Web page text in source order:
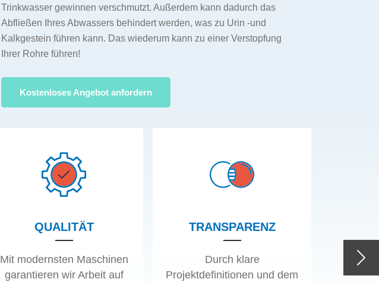
Trinkwasser gewinnen verschmutzt. Außerdem kann dadurch das
Abfließen Ihres Abwassers behindert werden, was zu Urin -und
Kalkgestein führen kann. Das wiederum kann zu einer Verstopfung
Ihrer Rohre führen!
Kostenloses Angebot anfordern
QUALITÄT
Mit modernsten Maschinen
garantieren wir Arbeit auf
TRANSPARENZ
Durch klare
Projektdefinitionen und dem